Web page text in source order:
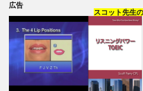
広告
スコット先生